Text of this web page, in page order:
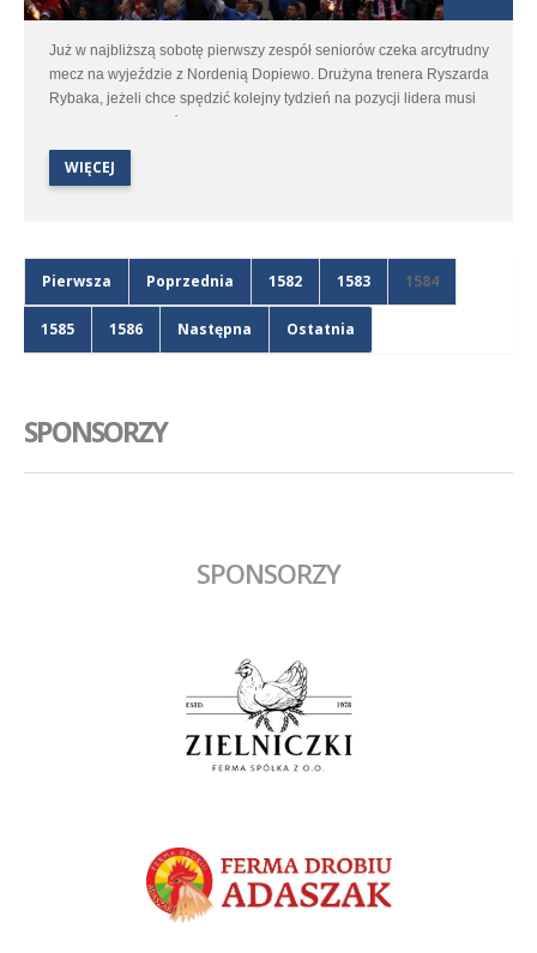
Już w najbliższą sobotę pierwszy zespół seniorów czeka arcytrudny
mecz na wyjeździe z Nordenią Dopiewo. Drużyna trenera Ryszarda
Rybaka, jeżeli chce spędzić kolejny tydzień na pozycji lidera musi
to spotkanie wygrać. Dlatego klub jak i piłkarze bardzo liczą
pomożecie Polonii !!!
WIĘCEJ
Pierwsza Poprzednia 1582 1583 1584
1585 1586 Następna Ostatnia
SPONSORZY
SPONSORZY